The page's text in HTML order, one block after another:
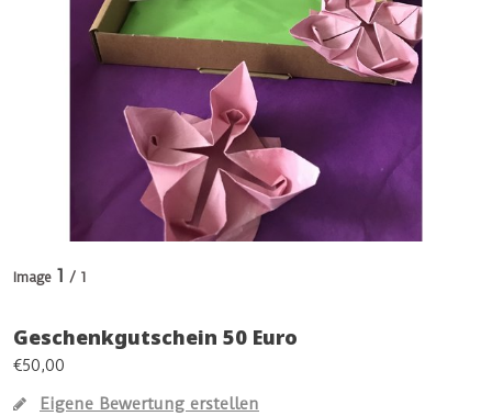
Image 1 / 1
Geschenkgutschein 50 Euro
€50,00
Eigene Bewertung erstellen